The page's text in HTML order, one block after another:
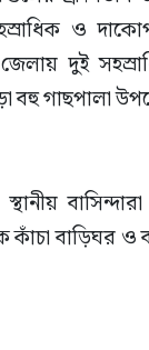
ও
দুই
বহু গাছপালা
কাঁচা বাড়িঘর ও